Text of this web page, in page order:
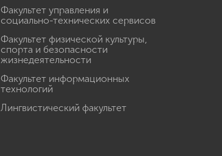
Факультет управления и
социально-технических сервисов
Факультет физической культуры,
спорта и безопасности
жизнедеятельности
Факультет информационных
технологий
Лингвистический факультет